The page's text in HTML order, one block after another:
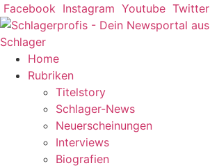
Zum
Inhalt
springen
Facebook Instagram Youtube Twitter
Home
Rubriken
Titelstory
Schlager-News
Neuerscheinungen
Interviews
Biografien